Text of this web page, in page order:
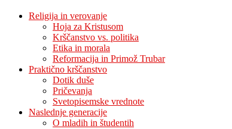
Religija in verovanje
Hoja za Kristusom
Krščanstvo vs. politika
Etika in morala
Reformacija in Primož Trubar
Praktično krščanstvo
Dotik duše
Pričevanja
Svetopisemske vrednote
Naslednje generacije
O mladih in študentih